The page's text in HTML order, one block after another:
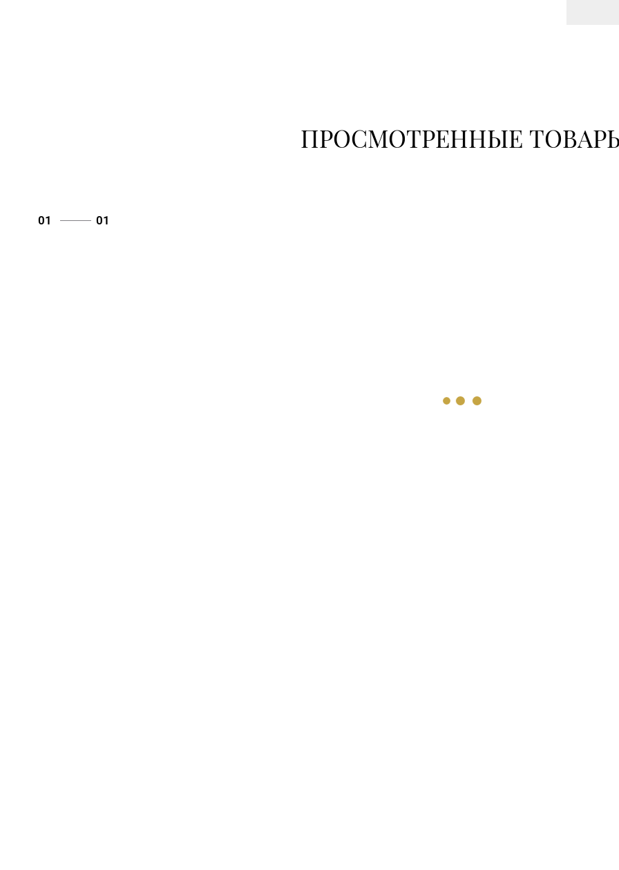
ПРОСМОТРЕННЫЕ
01 01